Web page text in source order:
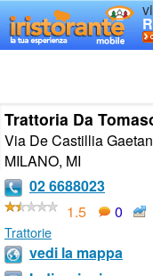
Trattoria Da
Via De Castillia
MILANO, MI
02 6688023
1.5
0
Trattorie
vedi la mappa